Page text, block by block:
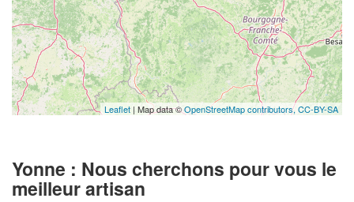
Leaflet | Map data ©OpenStreetMap contributors, CC-BY-SA
Yonne : Nous cherchons pour vous le
meilleur artisan